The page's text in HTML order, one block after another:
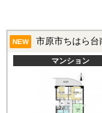
NEW 市原市ちはら台
マンション